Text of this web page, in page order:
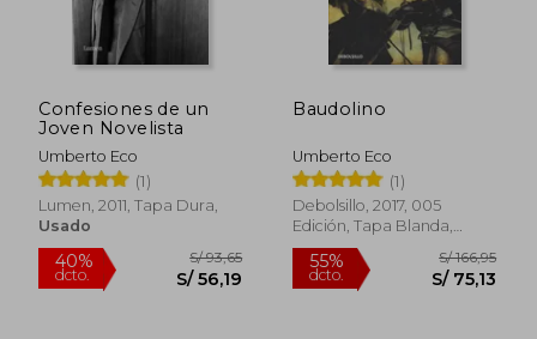
40%
dcto. dcto.
Confesiones de un
Joven Novelista
Umberto Eco
(1)
Lumen, 2011, Tapa Dura,
Usado
Baudolino
Umberto Eco
(1)
Debolsillo, 2017, 005
Edición, Tapa Blanda,
Nuevo